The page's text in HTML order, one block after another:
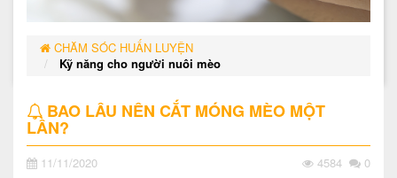
CHĂM SÓC HUẤN LUYỆN
Kỹ năng cho người nuôi mèo
BAO LÂU NÊN CẮT MÓNG MÈO MỘT
LẦN?
11/11/2020 4584 0